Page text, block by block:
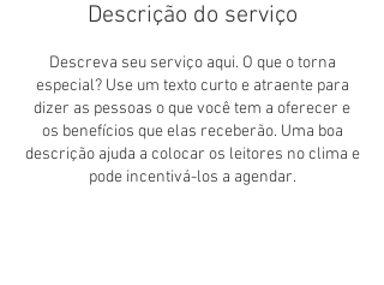
Descrição do serviço
Descreva seu serviço aqui. O que o torna
especial? Use um texto curto e atraente para
dizer as pessoas o que você tem a oferecer e
os benefícios que elas receberão. Uma boa
descrição ajuda a colocar os leitores no clima e
pode incentivá-los a agendar.